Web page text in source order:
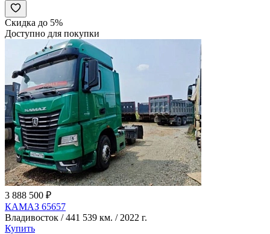
Скидка до 5%
Доступно для покупки
3 888 500 ₽
КАМАЗ 65657
Владивосток / 441 539 км. / 2022 г.
Купить